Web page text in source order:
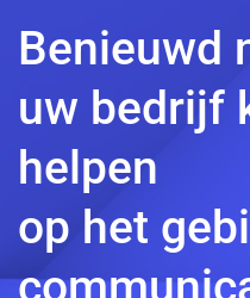
Benieuwd
uw bedrijf
helpen
op het